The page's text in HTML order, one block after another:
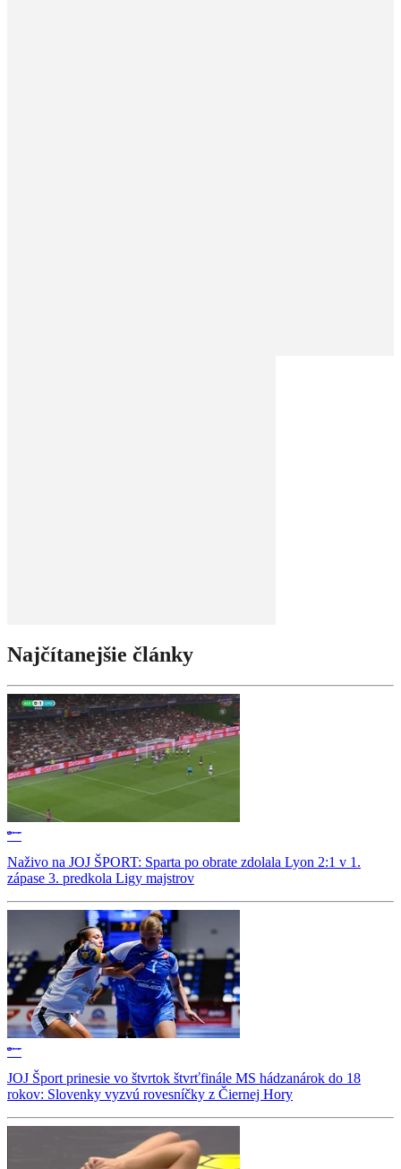
Najčítanejšie články
Naživo na JOJ ŠPORT: Sparta po obrate zdolala Lyon 2:1 v 1.
zápase 3. predkola Ligy majstrov
JOJ Šport prinesie vo štvrtok štvrťfinále MS hádzanárok do 18
rokov: Slovenky vyzvú rovesníčky z Čiernej Hory